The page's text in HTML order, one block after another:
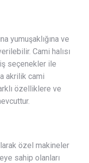
yumuşaklığına ve
Cami halısı
seçenekler ile
akrilik cami
özelliklere ve
özel makineler
sahip olanları